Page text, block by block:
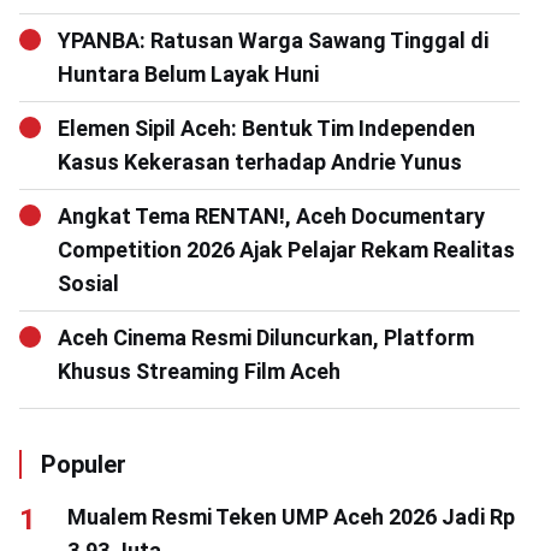
YPANBA: Ratusan Warga Sawang Tinggal di
Huntara Belum Layak Huni
Elemen Sipil Aceh: Bentuk Tim Independen
Kasus Kekerasan terhadap Andrie Yunus
Angkat Tema RENTAN!, Aceh Documentary
Competition 2026 Ajak Pelajar Rekam Realitas
Sosial
Aceh Cinema Resmi Diluncurkan, Platform
Khusus Streaming Film Aceh
Populer
Mualem Resmi Teken UMP Aceh 2026 Jadi Rp